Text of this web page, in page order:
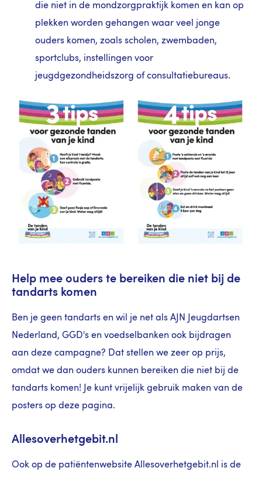
die niet in de mondzorgpraktijk komen en kan op
plekken worden gehangen waar veel jonge
ouders komen, zoals scholen, zwembaden,
sportclubs, instellingen voor
jeugdgezondheidszorg of consultatiebureaus.
Help mee ouders te bereiken die niet bij de
tandarts komen
Ben je geen tandarts en wil je net als AJN Jeugdartsen
Nederland, GGD's en voedselbanken ook bijdragen
aan deze campagne? Dat stellen we zeer op prijs,
omdat we dan ouders kunnen bereiken die niet bij de
tandarts komen! Je kunt vrijelijk gebruik maken van de
posters op deze pagina.
Allesoverhetgebit.nl
Ook op de patiëntenwebsite Allesoverhetgebit.nl is de